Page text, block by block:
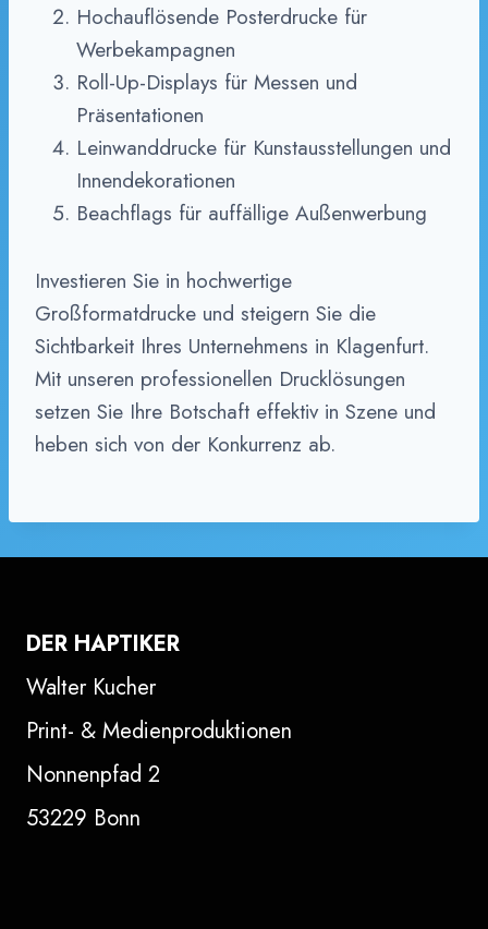
Hochauflösende Posterdrucke für
Werbekampagnen
Roll-Up-Displays für Messen und
Präsentationen
Leinwanddrucke für Kunstausstellungen und
Innendekorationen
Beachflags für auffällige Außenwerbung
Investieren Sie in hochwertige
Großformatdrucke und steigern Sie die
Sichtbarkeit Ihres Unternehmens in Klagenfurt.
Mit unseren professionellen Drucklösungen
setzen Sie Ihre Botschaft effektiv in Szene und
heben sich von der Konkurrenz ab.
DER HAPTIKER
Walter Kucher
Print- & Medienproduktionen
Nonnenpfad 2
53229 Bonn